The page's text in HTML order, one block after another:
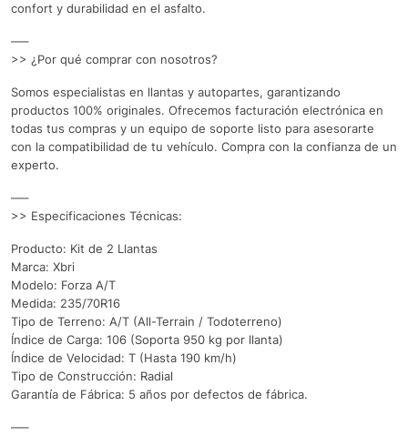
confort y durabilidad en el asfalto.
—–
>> ¿Por qué comprar con nosotros?
Somos especialistas en llantas y autopartes, garantizando
productos 100% originales. Ofrecemos facturación electrónica en
todas tus compras y un equipo de soporte listo para asesorarte
con la compatibilidad de tu vehículo. Compra con la confianza de un
experto.
—–
>> Especificaciones Técnicas:
Producto: Kit de 2 Llantas
Marca: Xbri
Modelo: Forza A/T
Medida: 235/70R16
Tipo de Terreno: A/T (All-Terrain / Todoterreno)
Índice de Carga: 106 (Soporta 950 kg por llanta)
Índice de Velocidad: T (Hasta 190 km/h)
Tipo de Construcción: Radial
Garantía de Fábrica: 5 años por defectos de fábrica.
—–